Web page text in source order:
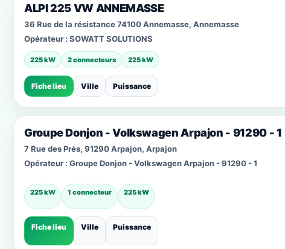
ALPI 225 VW ANNEMASSE
36 Rue de la résistance 74100 Annemasse, Annemasse
Opérateur : SOWATT SOLUTIONS
225 kW 2 connecteurs 225 kW
Fiche lieu Ville Puissance
Groupe Donjon - Volkswagen Arpajon - 91290 - 1
7 Rue des Prés, 91290 Arpajon, Arpajon
Opérateur : Groupe Donjon - Volkswagen Arpajon - 91290 - 1
225 kW 1 connecteur 225 kW
Fiche lieu Ville Puissance